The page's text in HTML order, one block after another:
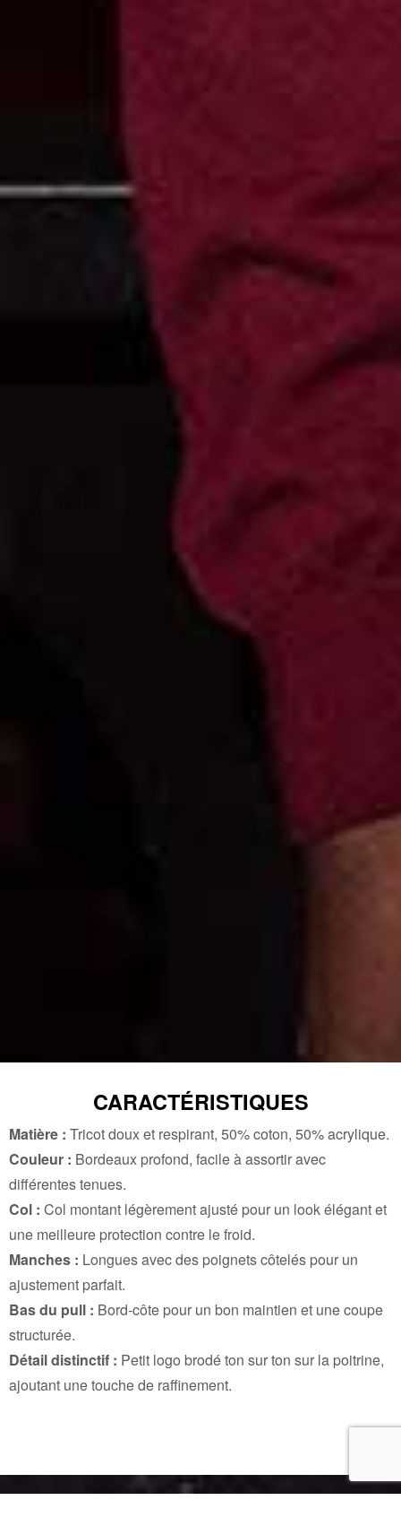
CARACTÉRISTIQUES
Matière : Tricot doux et respirant, 50% coton, 50% acrylique.
Couleur : Bordeaux profond, facile à assortir avec
différentes tenues.
Col : Col montant légèrement ajusté pour un look élégant et
une meilleure protection contre le froid.
Manches : Longues avec des poignets côtelés pour un
ajustement parfait.
Bas du pull : Bord-côte pour un bon maintien et une coupe
structurée.
Détail distinctif : Petit logo brodé ton sur ton sur la poitrine,
ajoutant une touche de raffinement.